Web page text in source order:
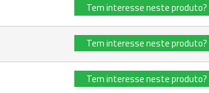
Tem interesse neste produto?
Tem interesse neste produto?
Tem interesse neste produto?